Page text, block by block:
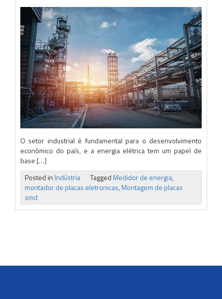
O setor industrial é fundamental para o desenvolvimento
econômico do país, e a energia elétrica tem um papel de
base […]
Posted inIndústria TaggedMedidor de energia,
montador de placas eletronicas,Montagem de placas
smd